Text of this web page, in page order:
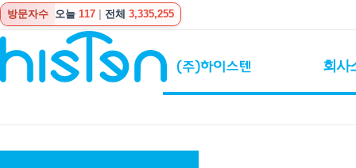
방문자수 오늘 117 전체 3,335,255
회사